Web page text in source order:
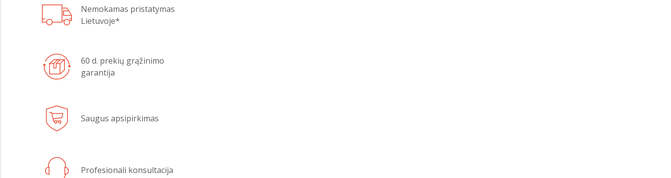
Nemokamas pristatymas
Lietuvoje*
60 d. prekių grąžinimo
garantija
Saugus apsipirkimas
Profesionali konsultacija